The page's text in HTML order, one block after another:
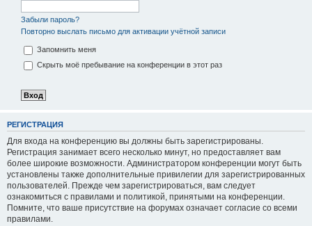
Забыли пароль?
Повторно выслать письмо для активации учётной записи
Запомнить меня
Скрыть моё пребывание на конференции в этот раз
РЕГИСТРАЦИЯ
Для входа на конференцию вы должны быть зарегистрированы.
Регистрация занимает всего несколько минут, но предоставляет вам
более широкие возможности. Администратором конференции могут быть
установлены также дополнительные привилегии для зарегистрированных
пользователей. Прежде чем зарегистрироваться, вам следует
ознакомиться с правилами и политикой, принятыми на конференции.
Помните, что ваше присутствие на форумах означает согласие со всеми
правилами.